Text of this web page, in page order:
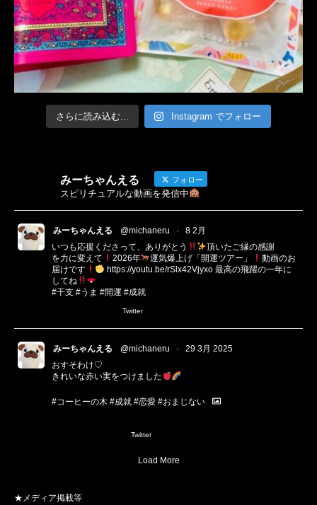
さらに読み込む... Instagram でフォロー
みーちゃんえる フォロー
スピリチュアルな動画を発信中
みーちゃんえる @michaneru ·
8 2月
いつも応援くださって、ありがとう
頂いたご縁の感謝
を力に変えて
2026年 運気爆上げ「開運ツアー」
動画のお
届けです
https://youtu.be/rSlx42Vjyxo 最高の飛躍の一年に
してね
#干支 #うま #開運 #成就
Twitter
みーちゃんえる @michaneru ·
29 3月 2025
おすそわけ♡
きれいな赤い実をつけました
#コーヒーの木 #成就 #恋愛 #おまじない
Twitter
Load More
★メディア掲載等